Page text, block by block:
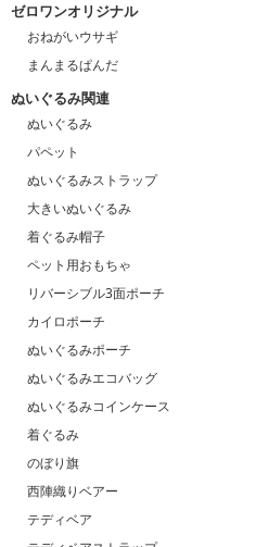
ゼロワンオリジナル
おねがいウサギ
まんまるぱんだ
ぬいぐるみ関連
ぬいぐるみ
パペット
ぬいぐるみストラップ
大きいぬいぐるみ
着ぐるみ帽子
ペット用おもちゃ
リバーシブル3面ポーチ
カイロポーチ
ぬいぐるみポーチ
ぬいぐるみエコバッグ
ぬいぐるみコインケース
着ぐるみ
のぼり旗
西陣織りベアー
テディベア